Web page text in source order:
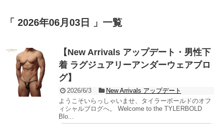
「 2026年06月03日 」一覧
【New Arrivals アップデート・男性下
着 ラグジュアリーアンダーウェアブロ
グ】
2026/6/3
New Arrivals アップデート
ようこそいらっしゃいませ、タイラーボールドのオフ
ィシャルブログへ。 Welcome to the TYLERBOLD
Blo...